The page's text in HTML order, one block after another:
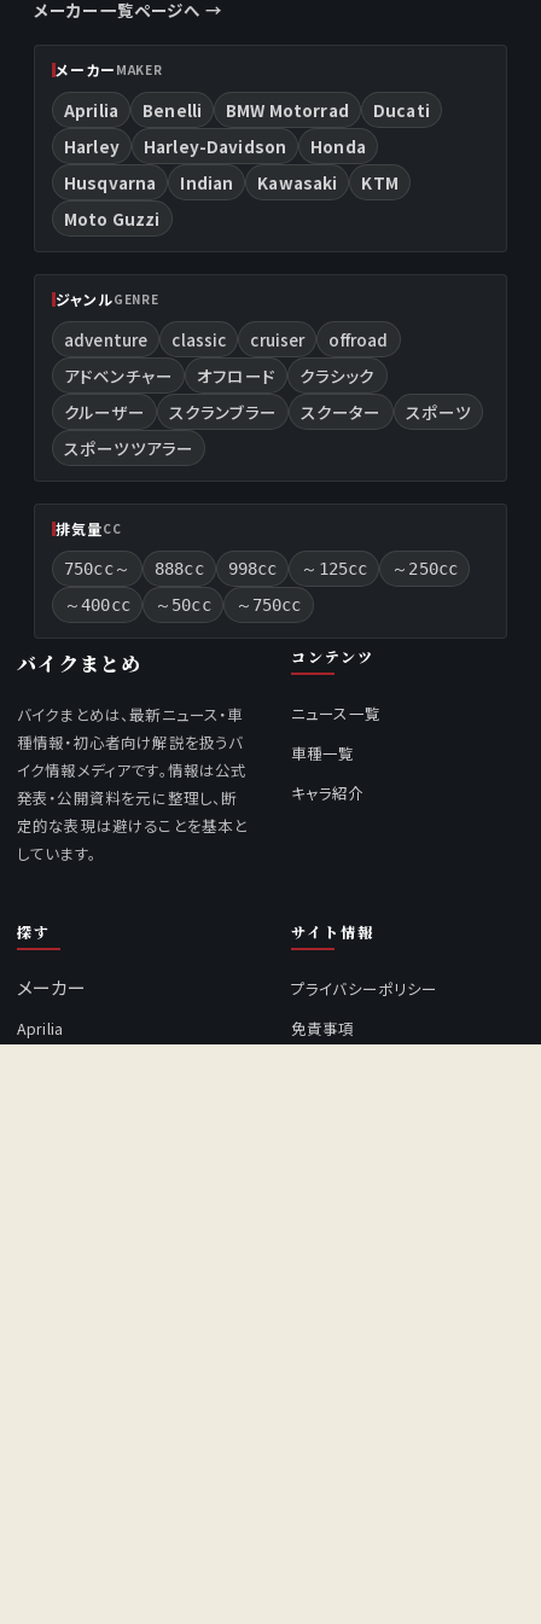
メーカー一覧ページへ →
メーカー MAKER
Aprilia Benelli BMW Motorrad
Ducati
Harley
Harley-Davidson
Honda
Husqvarna
Indian Kawasaki
KTM
Moto Guzzi
ジャンルGENRE
adventure classic cruiser
offroad
アドベンチャー
オフロード
クラシック
クルーザー
スクランブラー スクーター
スポーツ
スポーツツアラー
排気量CC
750cc～ 888cc 998cc ～125cc
～250cc
～400cc
～50cc ～750cc
バイクまとめ
バイクまとめは、最新ニュース・車
種情報・初心者向け解説を扱うバ
イク情報メディアです。情報は公式
発表・公開資料を元に整理し、断
定的な表現は避けることを基本と
しています。
コンテンツ
ニュース一覧
車種一覧
キャラ紹介
探す
メーカー
Aprilia
サイト情報
プライバシーポリシー
免責事項